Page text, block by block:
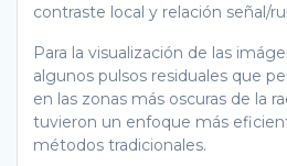
contraste local y relación señal/
Para la visualización de las
algunos pulsos residuales que
en las zonas más oscuras de la
tuvieron un enfoque más
métodos tradicionales.